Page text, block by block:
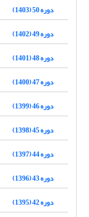
دوره 50 (1403)
دوره 49 (1402)
دوره 48 (1401)
دوره 47 (1400)
دوره 46 (1399)
دوره 45 (1398)
دوره 44 (1397)
دوره 43 (1396)
دوره 42 (1395)